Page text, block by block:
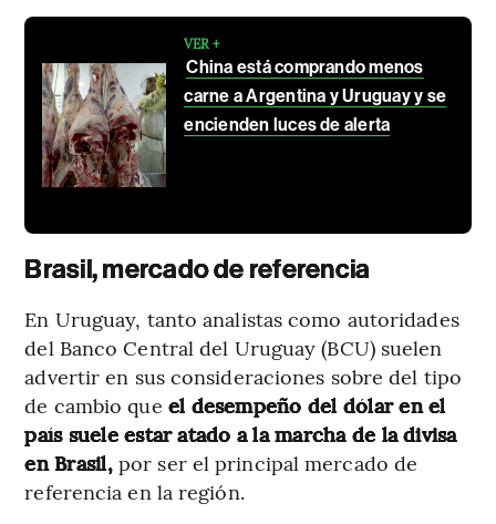
VER +
China está comprando menos
carne a Argentina y Uruguay y se
encienden luces de alerta
Brasil, mercado de referencia
En Uruguay, tanto analistas como autoridades
del Banco Central del Uruguay (BCU) suelen
advertir en sus consideraciones sobre del tipo
de cambio que el desempeño del dólar en el
país suele estar atado a la marcha de la divisa
en Brasil,por ser el principal mercado de
referencia en la región.